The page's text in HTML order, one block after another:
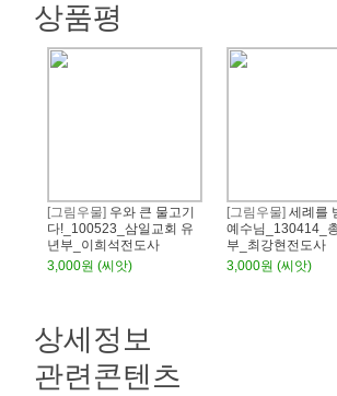
상품평
[그림우물] 우와 큰 물고기
다!_100523_삼일교회 유
년부_이희석전도사
3,000원 (씨앗)
[그림우물] 세례를
예수님_130414_
부_최강현전도사
3,000원 (씨앗)
상세정보
관련콘텐츠